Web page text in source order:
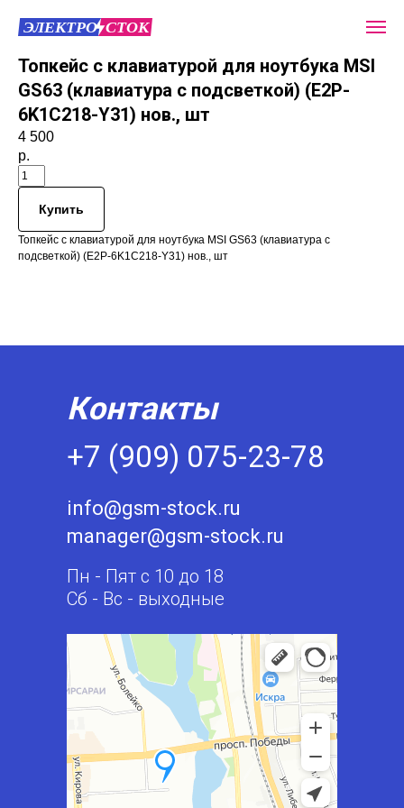
Топкейс с клавиатурой для ноутбука MSI
GS63 (клавиатура с подсветкой) (E2P-
6K1C218-Y31) нов., шт
4 500
р.
Купить
Топкейс с клавиатурой для ноутбука MSI GS63 (клавиатура с
подсветкой) (E2P-6K1C218-Y31) нов., шт
Контакты
Пн - Пят с 10 до 18
Сб - Вс - выходные
info@gsm-stock.ru
manager@gsm-stock.ru
+7 (909) 075-23-78